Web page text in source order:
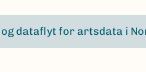
dataflyt for artsdata i